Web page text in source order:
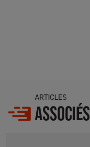
ARTICLES
ASSOCIÉS